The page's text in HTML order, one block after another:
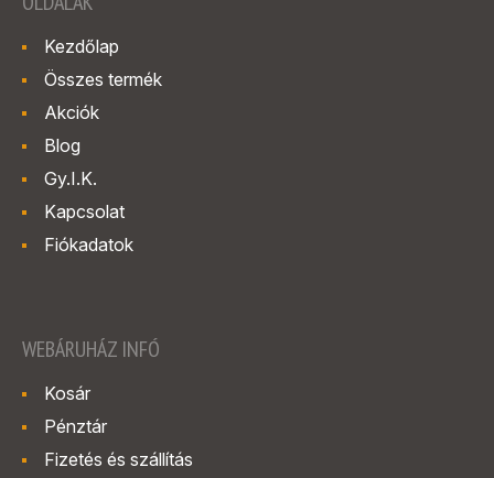
Kezdőlap
Összes termék
Akciók
Blog
Gy.I.K.
Kapcsolat
Fiókadatok
WEBÁRUHÁZ INFÓ
Kosár
Pénztár
Fizetés és szállítás